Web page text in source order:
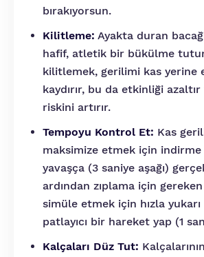
bırakıyorsun.
Kilitleme: Ayakta duran
hafif, atletik bir bükülme
kilitlemek, gerilimi kas yerine
kaydırır, bu da etkinliği
riskini artırır.
Tempoyu Kontrol Et: Kas
maksimize etmek için indirme
yavaşça (3 saniye aşağı)
ardından zıplama için
simüle etmek için hızla
patlayıcı bir hareket yap (1
Kalçaları Düz Tut: